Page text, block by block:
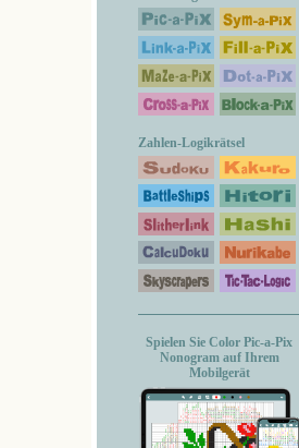
Zahlen-Logikrätsel
Spielen Sie Color Pic-a-Pix
Nonogram auf Ihrem
Mobilgerät